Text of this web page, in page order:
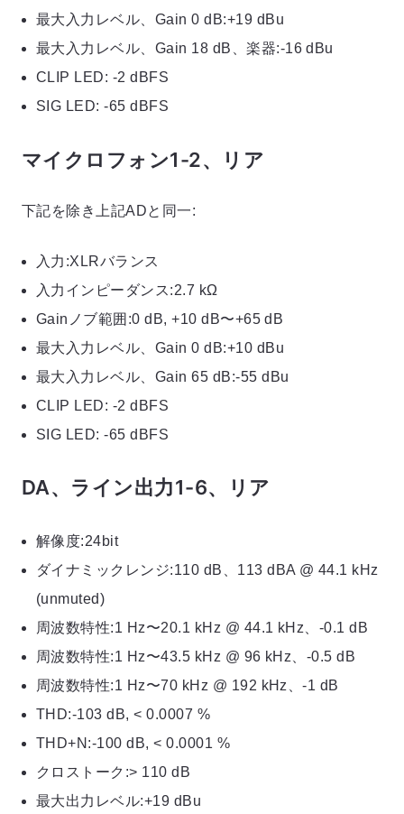
最大入力レベル、Gain 0 dB:+19 dBu
最大入力レベル、Gain 18 dB、楽器:-16 dBu
CLIP LED: -2 dBFS
SIG LED: -65 dBFS
マイクロフォン1-2、リア
下記を除き上記ADと同一:
入力:XLRバランス
入力インピーダンス:2.7 kΩ
Gainノブ範囲:0 dB, +10 dB〜+65 dB
最大入力レベル、Gain 0 dB:+10 dBu
最大入力レベル、Gain 65 dB:-55 dBu
CLIP LED: -2 dBFS
SIG LED: -65 dBFS
DA、ライン出力1-6、リア
解像度:24bit
ダイナミックレンジ:110 dB、113 dBA @ 44.1 kHz
(unmuted)
周波数特性:1 Hz〜20.1 kHz @ 44.1 kHz、-0.1 dB
周波数特性:1 Hz〜43.5 kHz @ 96 kHz、-0.5 dB
周波数特性:1 Hz〜70 kHz @ 192 kHz、-1 dB
THD:-103 dB, < 0.0007 %
THD+N:-100 dB, < 0.0001 %
クロストーク:> 110 dB
最大出力レベル:+19 dBu